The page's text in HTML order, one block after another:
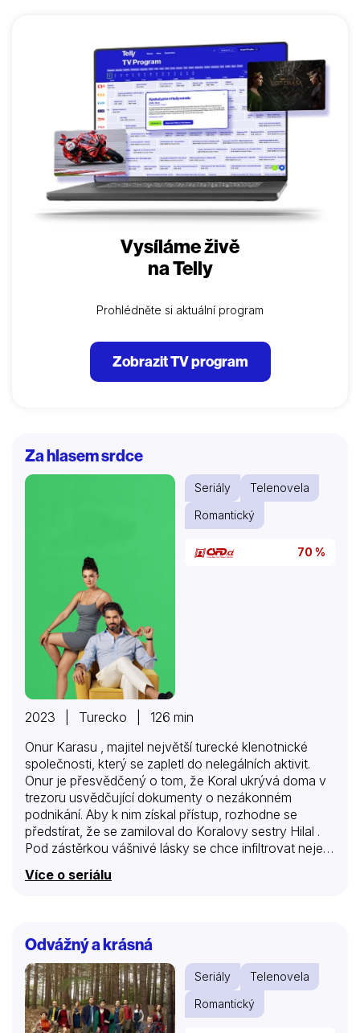
Vysíláme živě
na Telly
Prohlédněte si aktuální program
Zobrazit TV program
Za hlasem srdce
Seriály
Telenovela
Romantický
70 %
2023 | Turecko | 126 min
Onur Karasu , majitel největší turecké klenotnické
společnosti, který se zapletl do nelegálních aktivit.
Onur je přesvědčený o tom, že Koral ukrývá doma v
trezoru usvědčující dokumenty o nezákonném
podnikání. Aby k nim získal přístup, rozhodne se
předstírat, že se zamiloval do Koralovy sestry Hilal .
Pod zástěrkou vášnivé lásky se chce infiltrovat nejen
do Koralova úzkého rodinného kruhu, ale i jeho
zločineckých aktivit. Přitom se nečekaně seznamuje s
klid sebevíc, hlasu srdce nedokáže poručit.
Více o seriálu
Odvážný a krásná
Seriály
Telenovela
Romantický